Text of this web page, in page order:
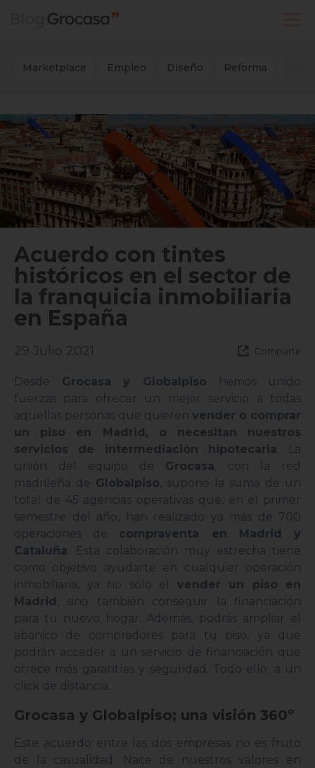
Alquiler
Blog
Empleo
Oficinas
Marketplace Empleo Diseño Reforma
Acuerdo con tintes
históricos en el sector de
la franquicia inmobiliaria
en España
29 Julio 2021 Compartir
Desde Grocasa y Globalpiso
hemos unido
fuerzas para ofrecer un mejor servicio a todas
aquellas personas que quieren vender o comprar
un piso en Madrid, o necesitan nuestros
servicios de intermediación hipotecaria . La
unión del equipo de Grocasa, con la red
madrileña de Globalpiso, supone la suma de un
total de 45 agencias operativas que, en el primer
semestre del año, han realizado ya más de 700
operaciones de compraventa en Madrid y
Cataluña . Esta colaboración muy estrecha tiene
como objetivo ayudarte en cualquier operación
inmobiliaria, ya no sólo el vender un piso en
Madrid , sino también conseguir la financiación
para tu nuevo hogar. Además, podrás ampliar el
abanico de compradores para tu piso, ya que
podrán acceder a un servicio de financiación que
ofrece más garantías y seguridad. Todo ello, a un
click de distancia.
Grocasa y Globalpiso; una visión 360º
Este acuerdo entre las dos empresas no es fruto
de la casualidad. Nace de nuestros valores en